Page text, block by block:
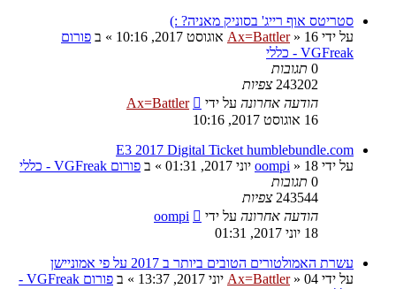
סטריטס אוף רייג' בסוניק מאניה? :)
על ידי
Ax=Battler» 16 אוגוסט 2017, 10:16 » ב פורום
VGFreak - כללי
0 תגובות
243202 צפיות
הודעה אחרונה על ידי
Ax=Battler
16 אוגוסט 2017, 10:16
E3 2017 Digital Ticket humblebundle.com
על ידי
oompi » 18 יוני 2017, 01:31 » ב פורום VGFreak - כללי
0 תגובות
243544 צפיות
הודעה אחרונה על ידי
oompi
18 יוני 2017, 01:31
עשרת האמולטורים הטובים ביותר ב 2017 על פי אמוניישן
על ידי
Ax=Battler» 04 יוני 2017, 13:37 » ב
פורום VGFreak -